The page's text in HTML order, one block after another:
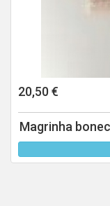
20,50 €
Magrinha